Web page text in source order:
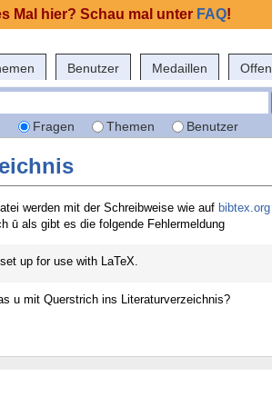
Benutzer Medaillen Offen
Fragen Themen Benutzer
werden mit der Schreibweise wie auf bibtex.org
ū als gibt es die folgende Fehlermeldung
up for use with LaTeX.
u mit Querstrich ins Literaturverzeichnis?
Mal hier? Schau mal unter FAQ!